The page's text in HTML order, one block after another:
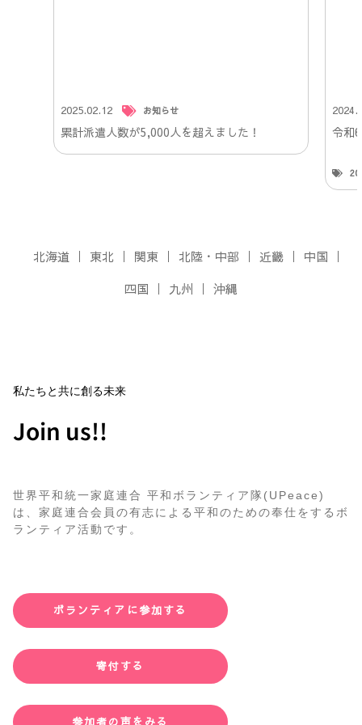
2025.02.12 お知らせ
累計派遣人数が5,000人を超えました！ 令和
北海道 東北 関東 北陸・中部 近畿
中国
四国
九州 沖縄
私たちと共に創る未来
Join us!!
世界平和統一家庭連合 平和ボランティア隊(UPeace)
は、家庭連合会員の有志による平和のための奉仕をするボ
ランティア活動です。
ボランティアに参加する
寄付する
参加者の声をみる